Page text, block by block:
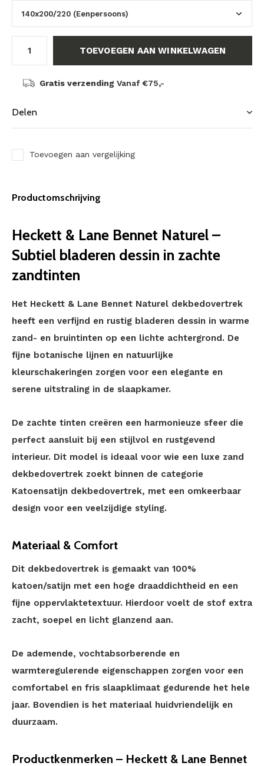
TOEVOEGEN AAN WINKELWAGEN
Gratis verzending Vanaf €75,-
Delen
Toevoegen aan vergelijking
Productomschrijving
Heckett & Lane Bennet Naturel –
Subtiel bladeren dessin in zachte
zandtinten
Het Heckett & Lane Bennet Naturel dekbedovertrek
heeft een verfijnd en rustig bladeren dessin in warme
zand- en bruintinten op een lichte achtergrond. De
fijne botanische lijnen en natuurlijke
kleurschakeringen zorgen voor een elegante en
serene uitstraling in de slaapkamer.
De zachte tinten creëren een harmonieuze sfeer die
perfect aansluit bij een stijlvol en rustgevend
interieur. Dit model is ideaal voor wie een luxe zand
dekbedovertrek zoekt binnen de categorie
Katoensatijn dekbedovertrek, met een omkeerbaar
design voor een veelzijdige styling.
Materiaal & Comfort
Dit dekbedovertrek is gemaakt van 100%
katoen/satijn met een hoge draaddichtheid en een
fijne oppervlaktetextuur. Hierdoor voelt de stof extra
zacht, soepel en licht glanzend aan.
De ademende, vochtabsorberende en
warmteregulerende eigenschappen zorgen voor een
comfortabel en fris slaapklimaat gedurende het hele
jaar. Bovendien is het materiaal huidvriendelijk en
duurzaam.
Productkenmerken – Heckett & Lane Bennet